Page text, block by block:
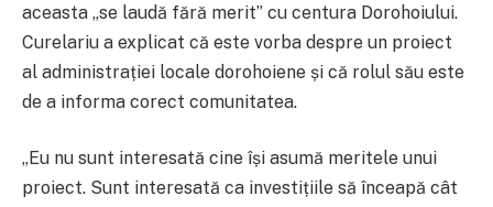
aceasta „se laudă fără merit” cu centura Dorohoiului.
Curelariu a explicat că este vorba despre un proiect
al administrației locale dorohoiene și că rolul său este
de a informa corect comunitatea.
„Eu nu sunt interesată cine își asumă meritele unui
proiect. Sunt interesată ca investițiile să înceapă cât